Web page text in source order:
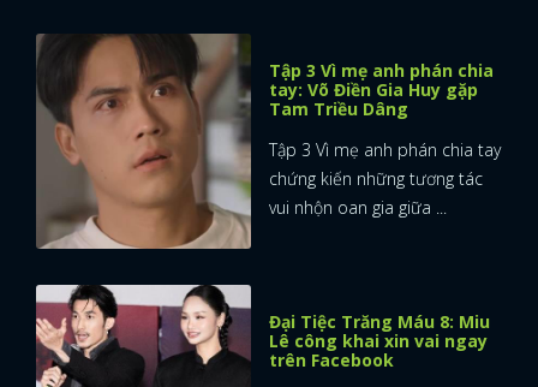
Tập 3 Vì mẹ anh phán chia
tay: Võ Điền Gia Huy gặp
Tam Triều Dâng
Tập 3 Vì mẹ anh phán chia tay
chứng kiến những tương tác
vui nhộn oan gia giữa ...
Đại Tiệc Trăng Máu 8: Miu
Lê công khai xin vai ngay
trên Facebook